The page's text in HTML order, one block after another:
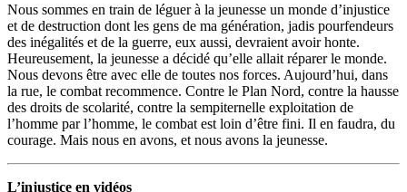
Nous sommes en train de léguer à la jeunesse un monde d’injustice
et de destruction dont les gens de ma génération, jadis pourfendeurs
des inégalités et de la guerre, eux aussi, devraient avoir honte.
Heureusement, la jeunesse a décidé qu’elle allait réparer le monde.
Nous devons être avec elle de toutes nos forces. Aujourd’hui, dans
la rue, le combat recommence. Contre le Plan Nord, contre la hausse
des droits de scolarité, contre la sempiternelle exploitation de
l’homme par l’homme, le combat est loin d’être fini. Il en faudra, du
courage. Mais nous en avons, et nous avons la jeunesse.
L’injustice en vidéos